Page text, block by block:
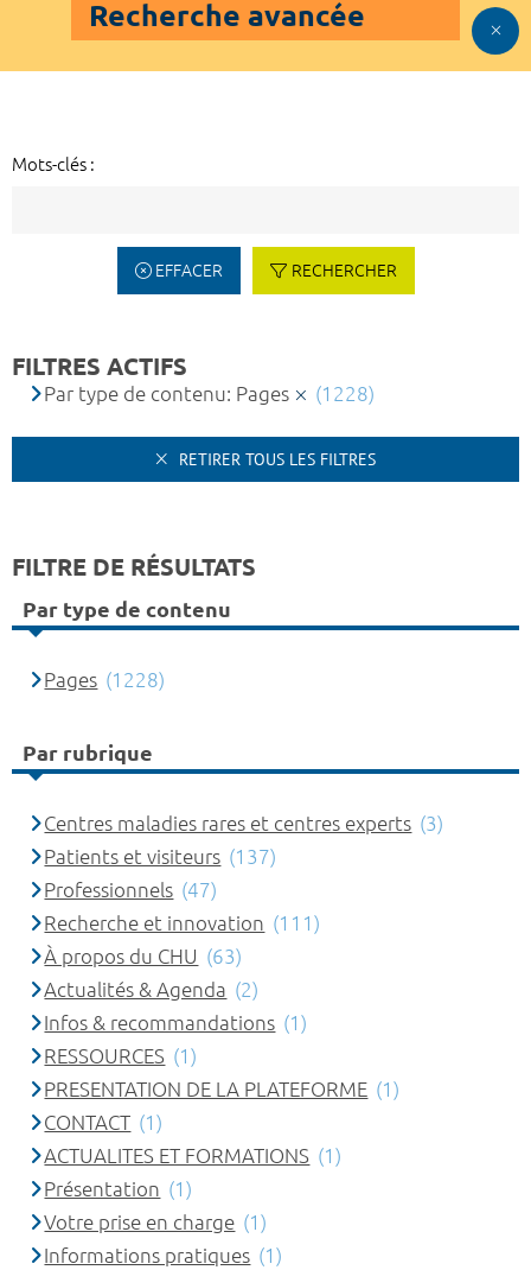
Recherche avancée
Mots-clés :
EFFACER RECHERCHER
FILTRES ACTIFS
Par type de contenu: Pages (1228)
RETIRER TOUS LES FILTRES
FILTRE DE RÉSULTATS
Par type de contenu
Pages (1228)
Par rubrique
Centres maladies rares et centres experts (3)
Patients et visiteurs (137)
Professionnels (47)
Recherche et innovation (111)
À propos du CHU (63)
Actualités & Agenda (2)
Infos & recommandations (1)
RESSOURCES (1)
PRESENTATION DE LA PLATEFORME (1)
CONTACT (1)
ACTUALITES ET FORMATIONS (1)
Présentation (1)
Votre prise en charge (1)
Informations pratiques (1)